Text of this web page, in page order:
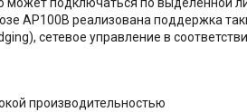
подключаться по выделенной
AP100B реализована поддержка
сетевое управление в
производительностью